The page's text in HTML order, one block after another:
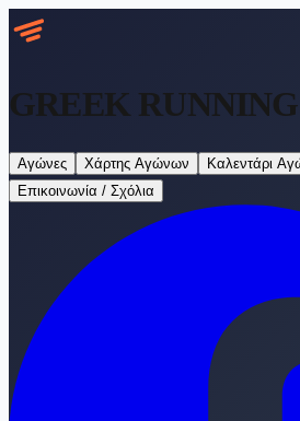
GREEK RUNNING
Αγώνες Χάρτης Αγώνων Καλεντάρι
Επικοινωνία / Σχόλια